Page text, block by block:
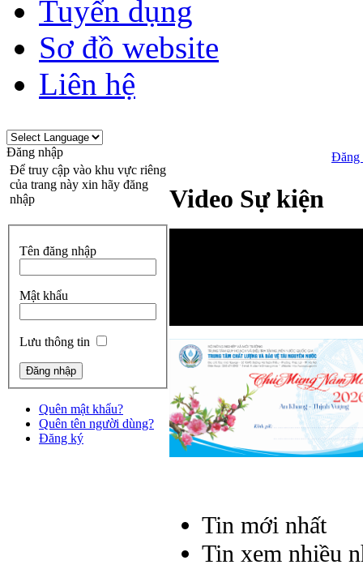
Tuyển dụng
Sơ đồ website
Liên hệ
Đăng nhập
Để truy cập vào khu vực riêng
của trang này xin hãy đăng
nhập
Tên đăng nhập
Mật khẩu
Lưu thông tin
Quên mật khẩu?
Quên tên người dùng?
Đăng ký
Đăng
Video Sự kiện
Tin mới nhất
Tin xem nhiều